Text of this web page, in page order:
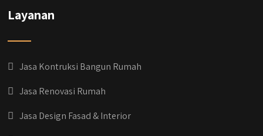
Layanan
Jasa Kontruksi Bangun Rumah
Jasa Renovasi Rumah
Jasa Design Fasad & Interior